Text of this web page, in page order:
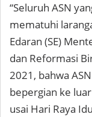
“Seluruh ASN
mematuhi
Edaran (SE)
dan Reformasi
2021, bahwa
bepergian ke
usai Hari Raya